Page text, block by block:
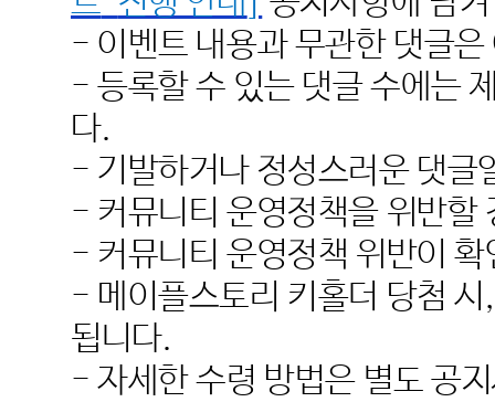
- 이벤트 내용과 무관한 댓글
-등록할 수 있는 댓글 수에는
다.
- 기발하거나 정성스러운 댓글
- 커뮤니티 운영정책을 위반할
- 커뮤니티 운영정책 위반이
- 메이플스토리 키홀더 당첨 시
됩니다.
-자세한 수령 방법은 별도 공